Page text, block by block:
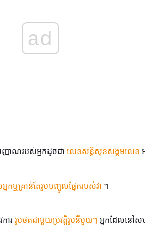
ad
ញាណរបស់អ្នកដូចជា លេខសន្ដិសុខសង្គមលេខ
កឬគ្រាន់តែរួមបញ្ចូលផ្នែករបស់វា ។
ារ រូបថតជាមួយប្រវត្តិរូបនីមួយៗ អ្នកដែលនៅសហ